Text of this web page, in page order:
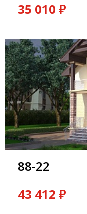
35 010 ₽
88-22
43 412 ₽